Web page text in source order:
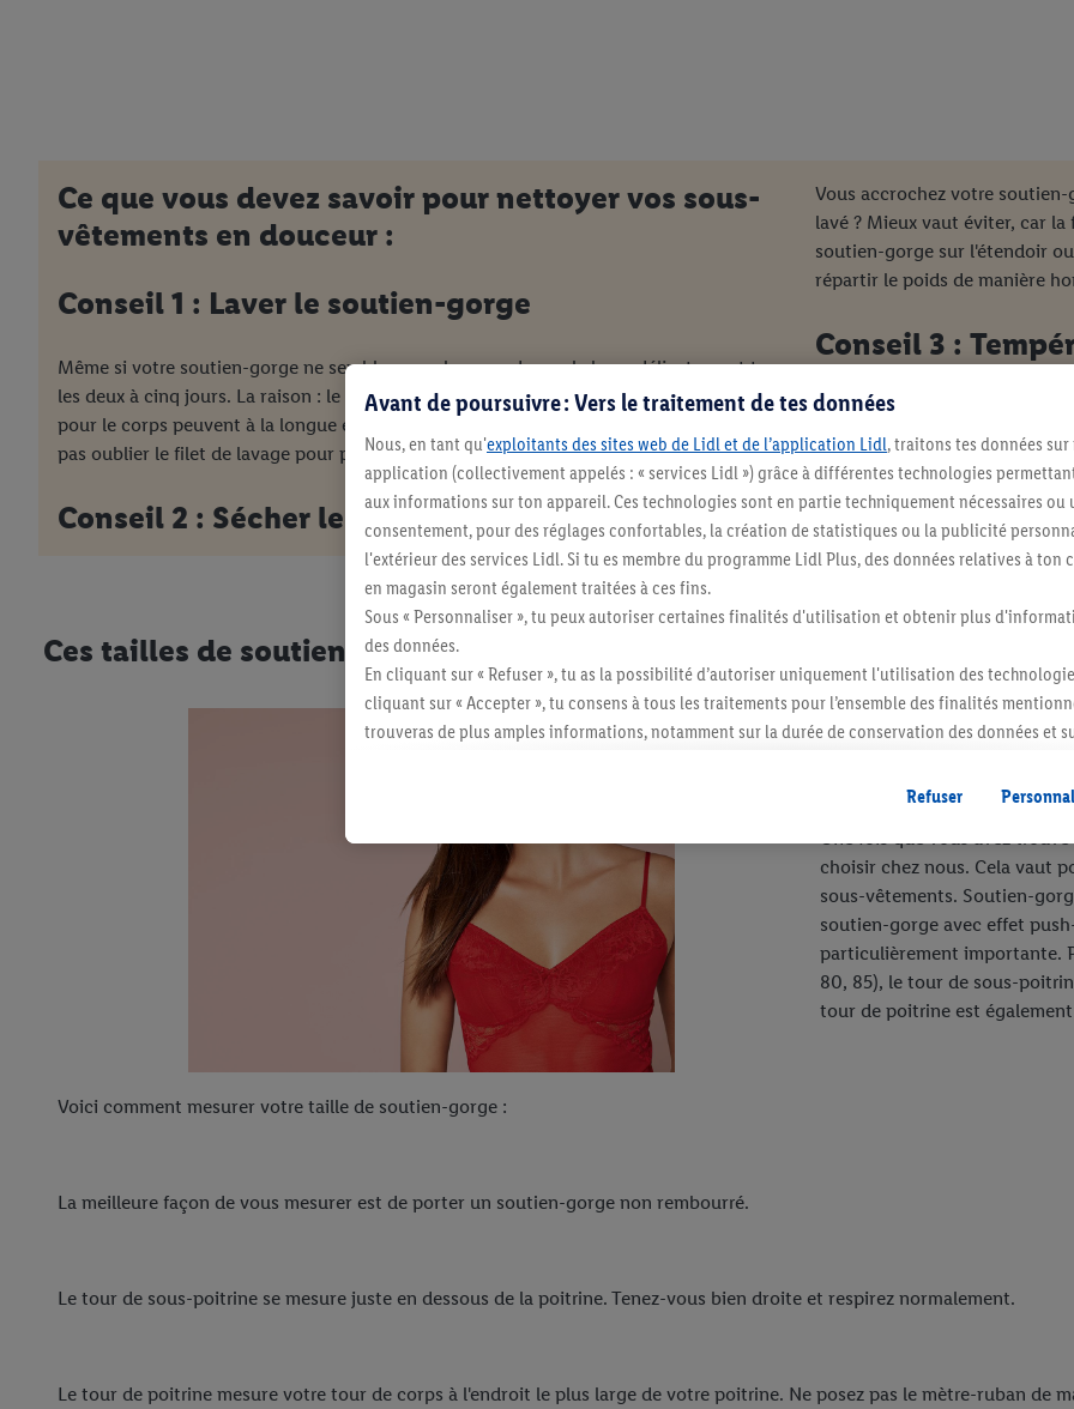
Ce que vous devez savoir pour nettoyer vos sous-
vêtements en douceur :
Conseil 1 : Laver le soutien-gorge
Même si votre soutien-gorge ne semble pas sale, vous devrez le laver délicatement tous
les deux à cinq jours. La raison : le sébum de la peau, les résidus de parfum ou la lotion
pour le corps peuvent à la longue endommager le tissu du soutien-gorge. Attention : ne
pas oublier le filet de lavage pour protéger le soutien-gorge pendant le lavage !
Conseil 2 : Sécher le soutien-gorge
Vous accrochez votre
lavé ? Mieux vaut éviter, car
soutien-gorge sur l'étendoir
répartir le poids de manière
Conseil 3 :
Veillez toujours à respecter
soutiens-gorge, par exemple,
lessives sont également
Ces tailles de soutien-gorge existent
Comment
Une fois que vous avez
choisir chez nous. Cela vaut
sous-vêtements. Soutien-
soutien-gorge avec effet
particulièrement importante.
80, 85), le tour de sous-
tour de poitrine est
Voici comment mesurer votre taille de soutien-gorge :
La meilleure façon de vous mesurer est de porter un soutien-gorge non rembourré.
Le tour de sous-poitrine se mesure juste en dessous de la poitrine. Tenez-vous bien droite et respirez normalement.
Le tour de poitrine mesure votre tour de corps à l'endroit le plus large de votre poitrine. Ne posez pas le mètre-ruban de
Avant de poursuivre : Vers le traitement de tes données
Nous, en tant qu'exploitants des sites web de Lidl et de l’application Lidl, traitons tes données
application (collectivement appelés : « services Lidl ») grâce à différentes technologies
aux informations sur ton appareil. Ces technologies sont en partie techniquement nécessaires ou
consentement, pour des réglages confortables, la création de statistiques ou la publicité
l'extérieur des services Lidl. Si tu es membre du programme Lidl Plus, des données relatives à ton
en magasin seront également traitées à ces fins.
Sous « Personnaliser », tu peux autoriser certaines finalités d'utilisation et obtenir plus
des données.
En cliquant sur « Refuser », tu as la possibilité d’autoriser uniquement l'utilisation des
cliquant sur « Accepter », tu consens à tous les traitements pour l’ensemble des finalités
trouveras de plus amples informations, notamment sur la durée de conservation des données et
Refuser